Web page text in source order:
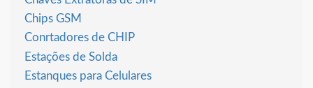
Chips GSM
Conrtadores de CHIP
Estações de Solda
Estanques para Celulares